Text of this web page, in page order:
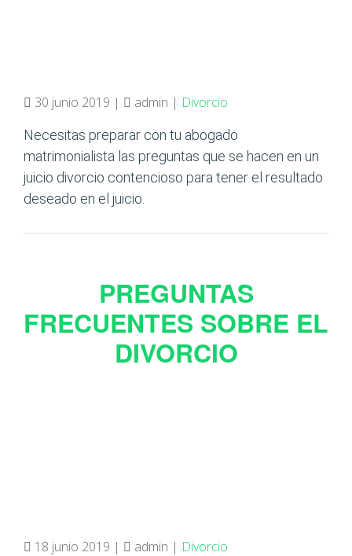
30 junio 2019 | admin | Divorcio
Necesitas preparar con tu abogado
matrimonialista las preguntas que se hacen en un
juicio divorcio contencioso para tener el resultado
deseado en el juicio.
PREGUNTAS
FRECUENTES SOBRE EL
DIVORCIO
18 junio 2019 | admin | Divorcio